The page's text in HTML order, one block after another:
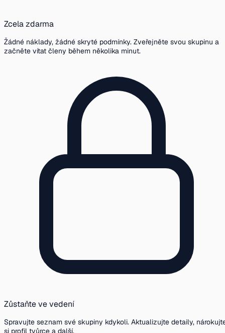
Zcela zdarma
Žádné náklady, žádné skryté podmínky. Zveřejněte svou skupinu a
začněte vítat členy během několika minut.
Zůstaňte ve vedení
Spravujte seznam své skupiny kdykoli. Aktualizujte detaily,
si profil tvůrce a další.